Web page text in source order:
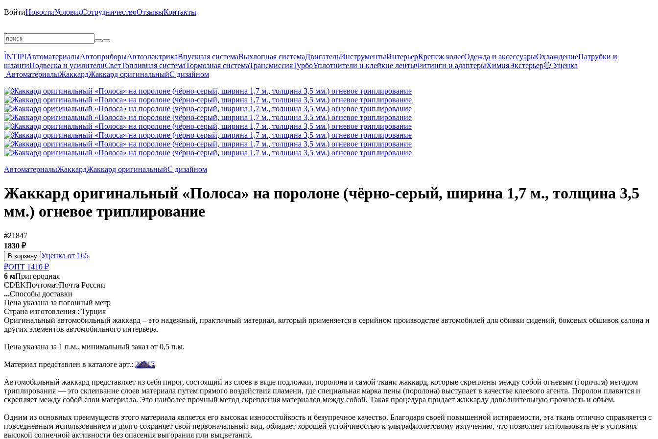
ВойтиНовостиУсловияСотрудничествоОтзывыКонтакты
INTIPIАвтоматериалыАвтоприборыАвтоэлектрикаВпускная системаВыхлопная системаДвигательИнструментыИнтерьерКрепеж колесОдежда и аксессуарыОхлаждениеПатрубки и
шлангиПодвеска и усилителиСветТопливная системаТормозная системаТрансмиссияТурбоУплотнители и клейкие лентыФитинги и адаптерыХимияЭкстерьер🔴 Уценка
АвтоматериалыЖаккардЖаккард оригинальныйС дизайном
АвтоматериалыЖаккардЖаккард оригинальныйС дизайном
Жаккард оригинальный «Полоса» на поролоне (чёрно-серый, ширина 1,7 м., толщина 3,5
мм.) огневое триплирование
#21847
1830 ₽
В корзину Уценка от 165
₽ОПТ 1410 ₽
6 мПригородная
CDEKПочтоматПочта России
...Способы доставки
Цена указана за погонный метр
Страна изготовления : Турция
Оригинальный автомобильный жаккард – это надежный, практичный материал, который применяется в серийном производстве автомобилей для обивки сидений, боковых обшивок салона и
других элементов автомобильного интерьера.
Цена указана за 1 п.м., минимальный заказ от 0,5 п.м.
Материал представлен в каталоге арт.: 22717
Автомобильный жаккард представляет из себя пирог, состоящий из слоев в виде подложки, поролона и самой ткани жаккард, которые скреплены между собой огневым (горячим) методом
триплирования — это склеивание слоев материала путем прямого воздействия пламени, где специальная марка пены (поролона) выступает в качестве клеевого агента. Поролон плавится и
скрепляет между собой слои материала. Это наиболее прочный метод скрепления материалов между собой. Такая процедура придает жаккарду дополнительную прочность и объем.
Одним из основных преимуществ этого материала является его высокая износостойкость и безупречное качество. Благодаря своей повышенной истираемости, эта ткань отлично справляется с
повседневным использованием и долго сохраняет свой первоначальный вид, обладает хорошей устойчивостью к ультрафиолетовому излучению, что позволяет использовать ее в условиях
высокой солнечной активности без опасения выгорания или выцветания.